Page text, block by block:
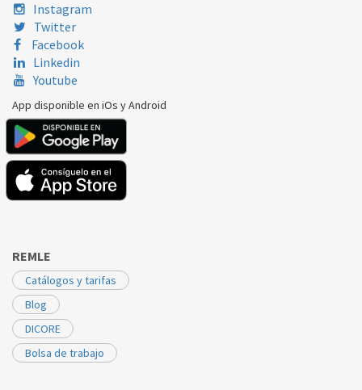
Instagram
Twitter
Facebook
Linkedin
Youtube
App disponible en iOs y Android
REMLE
Catálogos y tarifas
Blog
DICORE
Bolsa de trabajo